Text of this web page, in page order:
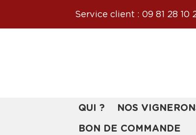
Service client : 09 81 28 10
QUI ? NOS
BON DE COMMANDE